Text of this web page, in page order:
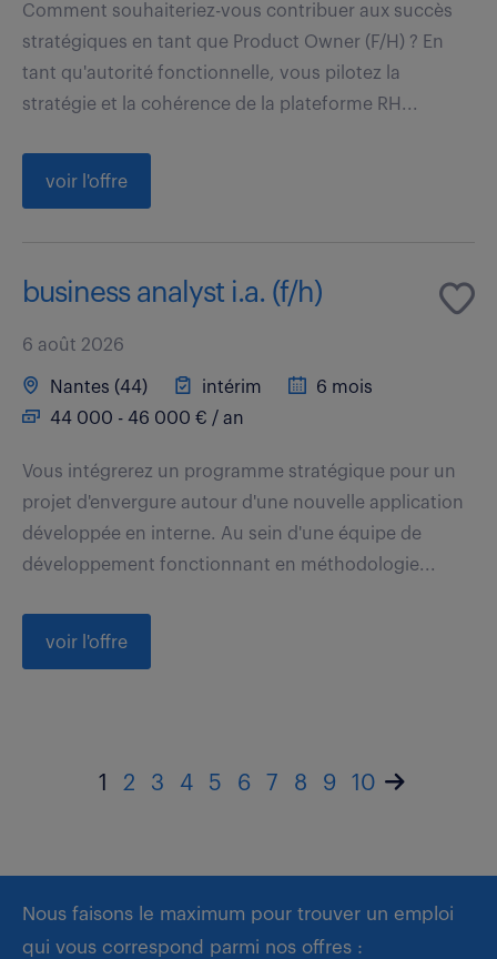
Comment souhaiteriez-vous contribuer aux succès
stratégiques en tant que Product Owner (F/H) ? En
tant qu'autorité fonctionnelle, vous pilotez la
stratégie et la cohérence de la plateforme RH...
voir l'offre
business analyst i.a. (f/h)
6 août 2026
Nantes (44) intérim
6 mois
44 000 - 46 000 € / an
Vous intégrerez un programme stratégique pour un
projet d'envergure autour d'une nouvelle application
développée en interne. Au sein d'une équipe de
développement fonctionnant en méthodologie...
voir l'offre
1 2 3 4 5 6 7 8 9 10
Nous faisons le maximum pour trouver un emploi
qui vous correspond parmi nos offres :